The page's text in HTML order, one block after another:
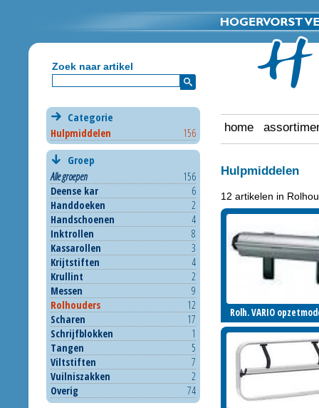
Zoek naar artikel
home
Categorie
Hulpmiddelen 156
Groep
Alle groepen
156
Deense kar
6
Handdoeken
2
Handschoenen
4
Inktrollen
8
Kassarollen
3
Krijtstiften
4
Krullint
2
Messen
9
Rolhouders
12
Scharen
17
Schrijfblokken
1
Tangen
5
Viltstiften
7
Vuilniszakken
2
Overig
74
Hulpmiddelen
12 artikelen in
Rolh. VARIO
Rolh. VARIO
Inloggen om te
Inloggen om te